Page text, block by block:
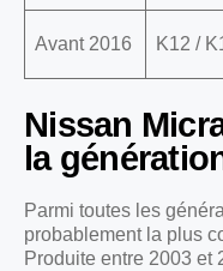
Avant 2016 K12 /
Nissan
la
Parmi toutes les
probablement la plus
Produite entre 2003 et